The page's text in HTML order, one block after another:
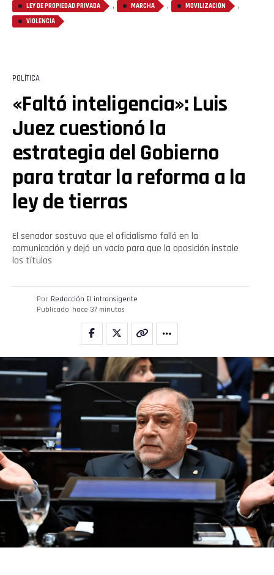
LEY DE PROPIEDAD PRIVADA , MARCHA , MOVILIZACIÓN ,
VIOLENCIA
POLÍTICA
«Faltó inteligencia»: Luis
Juez cuestionó la
estrategia del Gobierno
para tratar la reforma a la
ley de tierras
El senador sostuvo que el oficialismo falló en la
comunicación y dejó un vacío para que la oposición instale
los títulos
Por Redacción El intransigente
Publicado hace 37 minutos